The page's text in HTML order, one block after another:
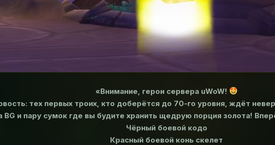
«Внимание, герои сервера uWoW!
тех первых троих, кто доберётся до 70‑го уровня, ждёт
BG и пару сумок где вы будите хранить щедрую порция золота!
Чёрный боевой кодо
Красный боевой конь скелет